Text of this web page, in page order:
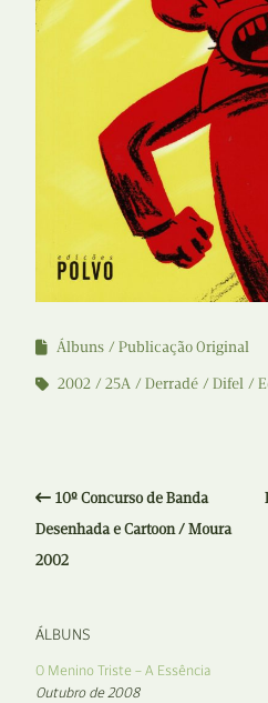
Álbuns
Publicação Original
2002
25A Derradé Difel
10º Concurso de Banda
Desenhada e Cartoon / Moura
2002
ÁLBUNS
O Menino Triste – A Essência
Outubro de 2008